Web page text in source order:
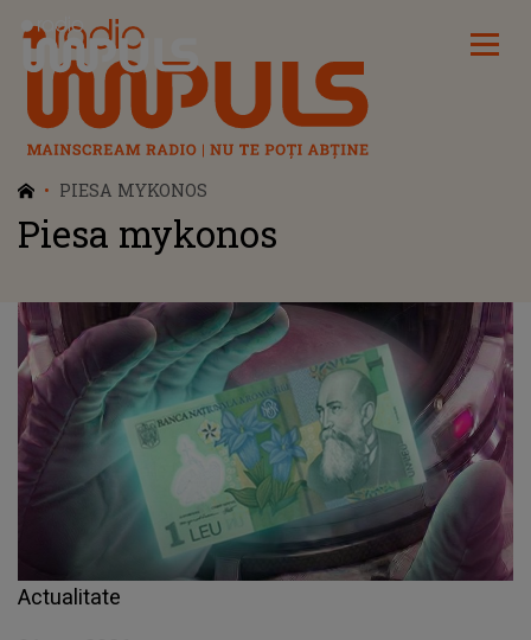
Radio Impuls
PIESA MYKONOS
Piesa mykonos
Actualitate